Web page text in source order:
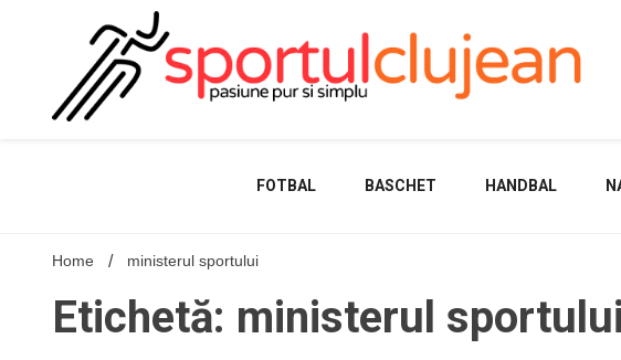
FOTBAL BASCHET HANDBAL
Home ministerul sportului
Etichetă: ministerul sportului